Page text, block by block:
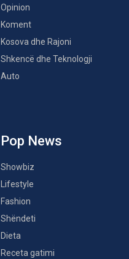
Opinion
Koment
Kosova dhe Rajoni
Shkencë dhe Teknologji
Auto
Pop News
Showbiz
Lifestyle
Fashion
Shëndeti
Dieta
Receta gatimi